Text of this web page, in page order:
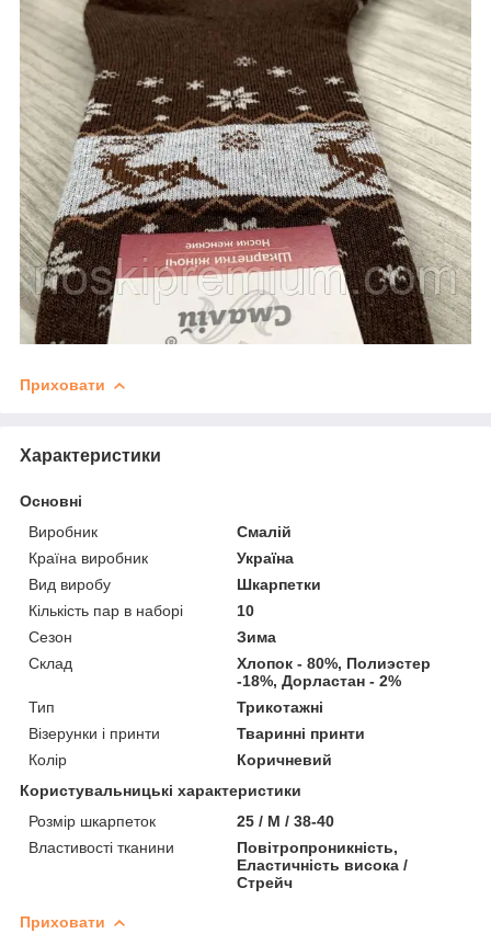
Приховати
Характеристики
Основні
Виробник
Смалій
Країна виробник
Україна
Вид виробу
Шкарпетки
Кількість пар в наборі
10
Сезон
Зима
Склад
Хлопок - 80%, Полиэстер
-18%, Дорластан - 2%
Тип
Трикотажні
Візерунки і принти
Тваринні принти
Колір
Коричневий
Користувальницькі характеристики
Розмір шкарпеток
25 / M / 38-40
Властивості тканини
Повітропроникність,
Еластичність висока /
Стрейч
Приховати